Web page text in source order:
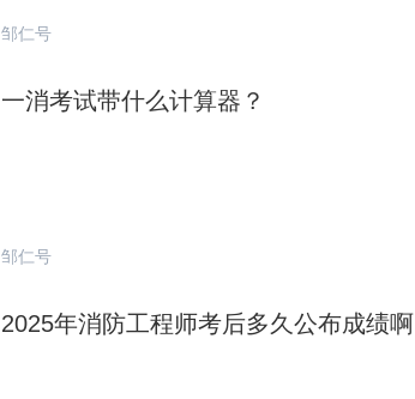
邹仁号
一消考试带什么计算器？
邹仁号
2025年消防工程师考后多久公布成绩啊